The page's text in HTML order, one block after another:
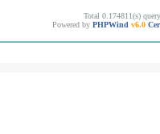
Total 0.174811(s)
Powered by PHPWind v6.0